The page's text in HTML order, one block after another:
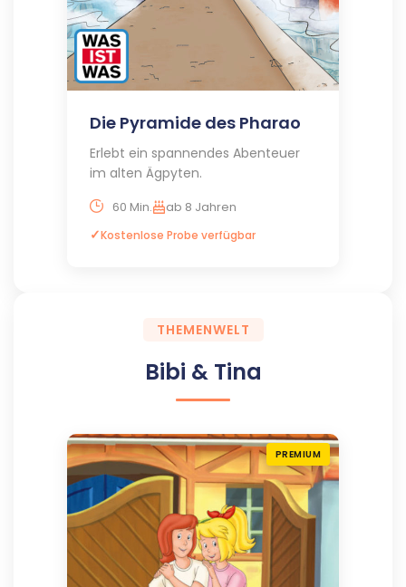
Die Pyramide des Pharao
Erlebt ein spannendes Abenteuer
im alten Ägpyten.
60 Min. ab 8 Jahren
Kostenlose Probe verfügbar
THEMENWELT
Bibi & Tina
PREMIUM